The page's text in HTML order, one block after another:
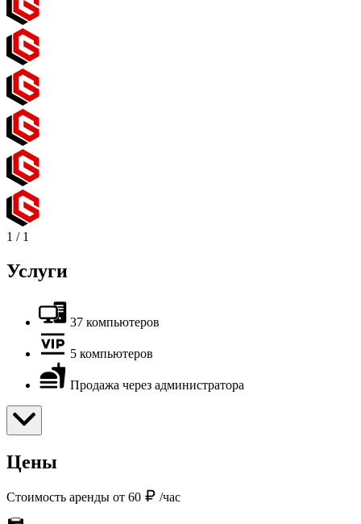
1 / 1
Услуги
37 компьютеров
5 компьютеров
Продажа через администратора
Цены
Стоимость аренды от 60 /час